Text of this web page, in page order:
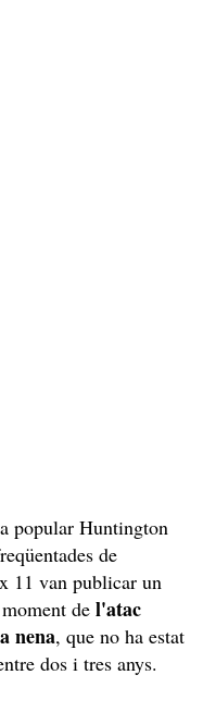
popular Huntington
de
11 van publicar un
de l'atac
nena, que no ha estat
dos i tres anys.